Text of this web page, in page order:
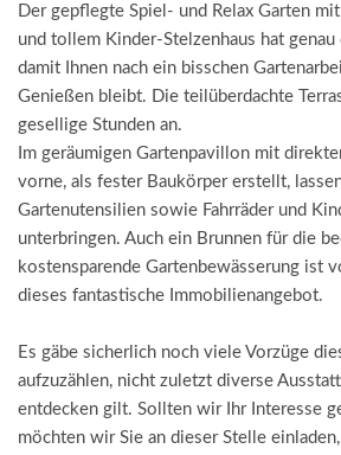
Der gepflegte Spiel- und Relax Garten
und tollem Kinder-Stelzenhaus hat
damit Ihnen nach ein bisschen
Genießen bleibt. Die teilüberdachte
gesellige Stunden an.
Im geräumigen Gartenpavillon mit
vorne, als fester Baukörper erstellt,
Gartenutensilien sowie Fahrräder und
unterbringen. Auch ein Brunnen für die
kostensparende Gartenbewässerung ist
dieses fantastische Immobilienangebot.
Es gäbe sicherlich noch viele Vorzüge
aufzuzählen, nicht zuletzt diverse
entdecken gilt. Sollten wir Ihr Interesse
möchten wir Sie an dieser Stelle